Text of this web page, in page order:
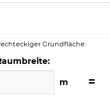
Grundfläche:
m
=